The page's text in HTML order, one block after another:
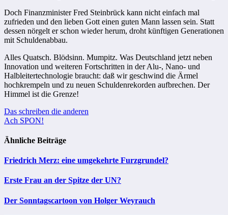
Doch Finanzminister Fred Steinbrück kann nicht einfach mal
zufrieden und den lieben Gott einen guten Mann lassen sein. Statt
dessen nörgelt er schon wieder herum, droht künftigen Generationen
mit Schuldenabbau.
Alles Quatsch. Blödsinn. Mumpitz. Was Deutschland jetzt neben
Innovation und weiteren Fortschritten in der Alu-, Nano- und
Halbleitertechnologie braucht: daß wir geschwind die Ärmel
hochkrempeln und zu neuen Schuldenrekorden aufbrechen. Der
Himmel ist die Grenze!
Beitragsnavigation
Das schreiben die anderen
Ach SPON!
Ähnliche Beiträge
Friedrich Merz: eine umgekehrte Furzgrundel?
Erste Frau an der Spitze der UN?
Der Sonntagscartoon von Holger Weyrauch